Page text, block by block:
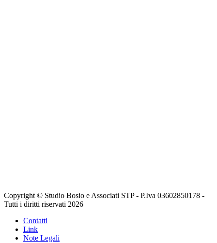
Copyright © Studio Bosio e Associati STP - P.Iva 03602850178 -
Tutti i diritti riservati 2026
Contatti
Link
Note Legali